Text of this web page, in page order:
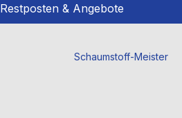
Restposten & Angebote
Schaumstoff-Meister